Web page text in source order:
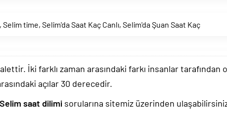
, Selim time, Selim'da Saat Kaç Canlı, Selim'da Şuan Saat Kaç
İki farklı zaman arasındaki farkı insanlar
açılar 30 derecedir.
Selim saat dilimi sorularına sitemiz üzerinden